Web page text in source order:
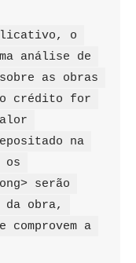
o
análise de
as obras
o crédito for
na
os
serão
da obra,
a